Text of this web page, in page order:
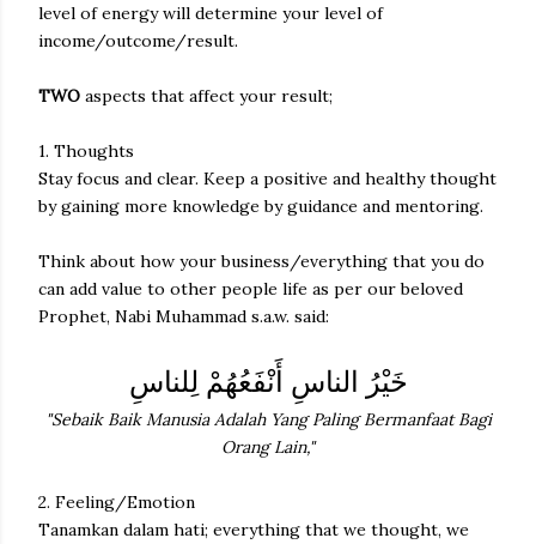
level of energy will determine your level of
income/outcome/result.
TWO aspects that affect your result;
1. Thoughts
Stay focus and clear. Keep a positive and healthy thought
by gaining more knowledge by guidance and mentoring.
Think about how your business/everything that you do
can add value to other people life as per our beloved
Prophet, Nabi Muhammad s.a.w. said:
خَيْرُ الناسِ أَنْفَعُهُمْ لِلناسِ
"Sebaik Baik Manusia Adalah Yang Paling Bermanfaat Bagi
Orang Lain,"
2. Feeling/Emotion
Tanamkan dalam hati; everything that we thought, we